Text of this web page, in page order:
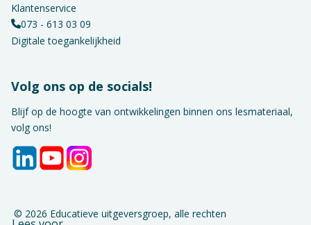
Klantenservice
073 - 613 03 09
Digitale toegankelijkheid
Volg ons op de socials!
Blijf op de hoogte van ontwikkelingen binnen ons lesmateriaal,
volg ons!
© 2026 Educatieve uitgeversgroep, alle rechten